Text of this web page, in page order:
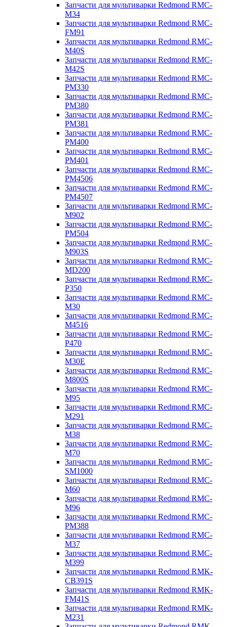
Запчасти для мультиварки Redmond RMC-
M34
Запчасти для мультиварки Redmond RMC-
FM91
Запчасти для мультиварки Redmond RMC-
M40S
Запчасти для мультиварки Redmond RMC-
M42S
Запчасти для мультиварки Redmond RMC-
PM330
Запчасти для мультиварки Redmond RMC-
PM380
Запчасти для мультиварки Redmond RMC-
PM381
Запчасти для мультиварки Redmond RMC-
PM400
Запчасти для мультиварки Redmond RMC-
PM401
Запчасти для мультиварки Redmond RMC-
PM4506
Запчасти для мультиварки Redmond RMC-
PM4507
Запчасти для мультиварки Redmond RMC-
M902
Запчасти для мультиварки Redmond RMC-
PM504
Запчасти для мультиварки Redmond RMC-
M903S
Запчасти для мультиварки Redmond RMC-
MD200
Запчасти для мультиварки Redmond RMC-
P350
Запчасти для мультиварки Redmond RMC-
M30
Запчасти для мультиварки Redmond RMC-
M4516
Запчасти для мультиварки Redmond RMC-
P470
Запчасти для мультиварки Redmond RMC-
M30E
Запчасти для мультиварки Redmond RMC-
M800S
Запчасти для мультиварки Redmond RMC-
M95
Запчасти для мультиварки Redmond RMC-
M291
Запчасти для мультиварки Redmond RMC-
M38
Запчасти для мультиварки Redmond RMC-
M70
Запчасти для мультиварки Redmond RMC-
SM1000
Запчасти для мультиварки Redmond RMC-
M60
Запчасти для мультиварки Redmond RMC-
M96
Запчасти для мультиварки Redmond RMC-
PM388
Запчасти для мультиварки Redmond RMC-
M37
Запчасти для мультиварки Redmond RMC-
M399
Запчасти для мультиварки Redmond RMK-
CB391S
Запчасти для мультиварки Redmond RMK-
FM41S
Запчасти для мультиварки Redmond RMK-
M231